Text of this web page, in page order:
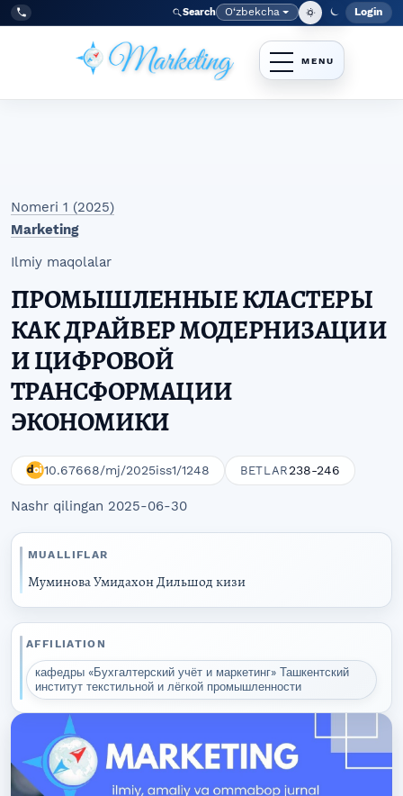
Skip to main navigation menu
Skip to main content
Skip to site footer
Tel:
+998977838464 Search Language
O‘zbekcha Login
Nomeri 1 (2025)
Marketing
Ilmiy maqolalar
ПРОМЫШЛЕННЫЕ КЛАСТЕРЫ
КАК ДРАЙВЕР МОДЕРНИЗАЦИИ
И ЦИФРОВОЙ
ТРАНСФОРМАЦИИ
ЭКОНОМИКИ
10.67668/mj/2025iss1/1248 BETLAR238-246
Nashr qilingan 2025-06-30
MUALLIFLAR
Муминова Умидахон Дильшод кизи
AFFILIATION
кафедры «Бухгалтерский учёт и маркетинг» Ташкентский
институт текстильной и лёгкой промышленности